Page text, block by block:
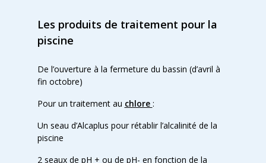
Les produits de traitement pour la
piscine
De l’ouverture à la fermeture du bassin (d’avril à
fin octobre)
Pour un traitement au chlore :
Un seau d’Alcaplus pour rétablir l’alcalinité de la
piscine
2 seaux de pH + ou de pH- en fonction de la